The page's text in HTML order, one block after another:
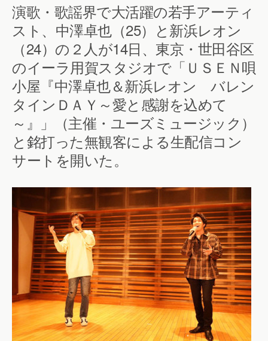
演歌・歌謡界で大活躍の若手アーティ
スト、中澤卓也（25）と新浜レオン
（24）の２人が14日、東京・世田谷区
のイーラ用賀スタジオで「ＵＳＥＮ唄
小屋『中澤卓也＆新浜レオン バレン
タインＤＡＹ～愛と感謝を込めて
～』」（主催・ユーズミュージック）
と銘打った無観客による生配信コン
サートを開いた。